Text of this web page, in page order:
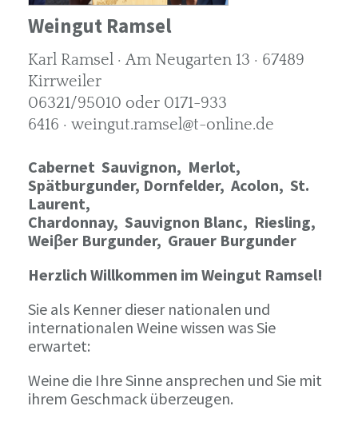
Weingut Ramsel
Karl Ramsel · Am Neugarten 13 · 67489
Kirrweiler
06321/95010 oder 0171-933
6416 · weingut.ramsel@t-online.de
Cabernet Sauvignon, Merlot,
Spätburgunder, Dornfelder, Acolon, St.
Laurent,
Chardonnay, Sauvignon Blanc, Riesling,
Weiβer Burgunder, Grauer Burgunder
Herzlich Willkommen im Weingut Ramsel!
Sie als Kenner dieser nationalen und
internationalen Weine wissen was Sie
erwartet:
Weine die Ihre Sinne ansprechen und Sie mit
ihrem Geschmack überzeugen.